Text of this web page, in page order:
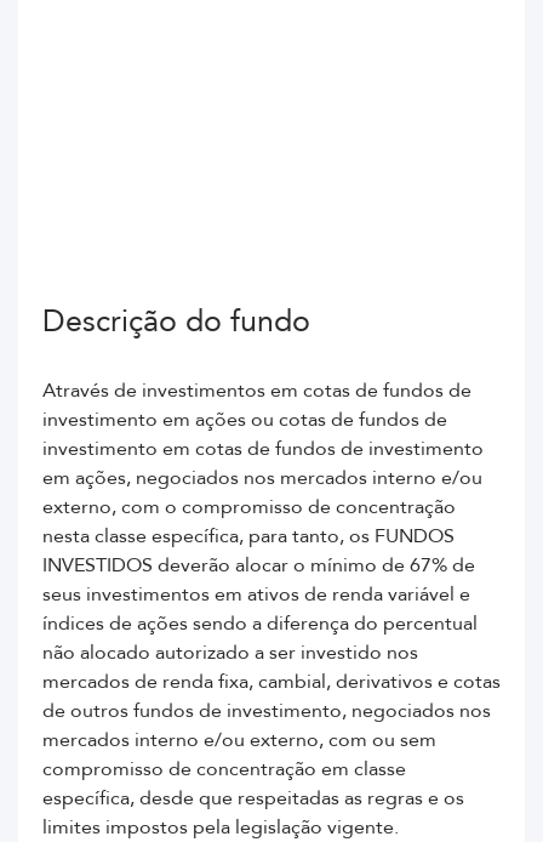
Descrição do fundo
Através de investimentos em cotas de fundos de
investimento em ações ou cotas de fundos de
investimento em cotas de fundos de investimento
em ações, negociados nos mercados interno e/ou
externo, com o compromisso de concentração
nesta classe específica, para tanto, os FUNDOS
INVESTIDOS deverão alocar o mínimo de 67% de
seus investimentos em ativos de renda variável e
índices de ações sendo a diferença do percentual
não alocado autorizado a ser investido nos
mercados de renda fixa, cambial, derivativos e cotas
de outros fundos de investimento, negociados nos
mercados interno e/ou externo, com ou sem
compromisso de concentração em classe
específica, desde que respeitadas as regras e os
limites impostos pela legislação vigente.